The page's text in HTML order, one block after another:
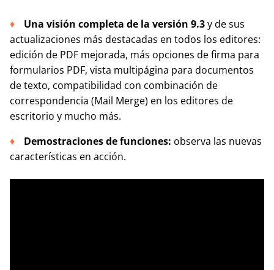
Una visión completa de la versión 9.3y de sus
actualizaciones más destacadas en todos los editores:
edición de PDF mejorada, más opciones de firma para
formularios PDF, vista multipágina para documentos
de texto, compatibilidad con combinación de
correspondencia (Mail Merge) en los editores de
escritorio y mucho más.
Demostraciones de funciones: observa las nuevas
características en acción.